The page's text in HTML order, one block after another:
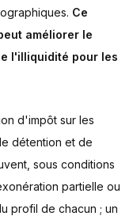
Ce
améliorer le
l'illiquidité pour les
d'impôt sur les
détention et de
sous conditions
partielle ou
profil de chacun ; un